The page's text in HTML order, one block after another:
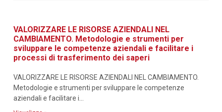
VALORIZZARE LE RISORSE AZIENDALI NEL
CAMBIAMENTO. Metodologie e strumenti per
sviluppare le competenze aziendali e facilitare i
processi di trasferimento dei saperi
VALORIZZARE LE RISORSE AZIENDALI NEL CAMBIAMENTO.
Metodologie e strumenti per sviluppare le competenze
aziendali e facilitare i...